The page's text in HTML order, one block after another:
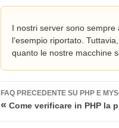
I nostri server sono sempre
l’esempio riportato.
quanto le nostre macchine
FAQ PRECEDENTE SU PHP E
« Come verificare in PHP la